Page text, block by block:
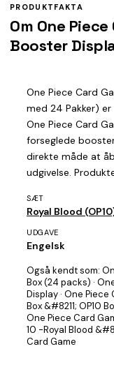
PRODUKTFAKTA
Om One Piece
Booster
One Piece Card
med 24 Pakker)
One Piece Card
forseglede
direkte måde at
udgivelse.
SÆT
Royal Blood
UDGAVE
Engelsk
Også kendt som:
Box (24 packs) ·
Display · One Piece
Box &#8211; OP10
One Piece Card
10 -Royal Blood
Card Game